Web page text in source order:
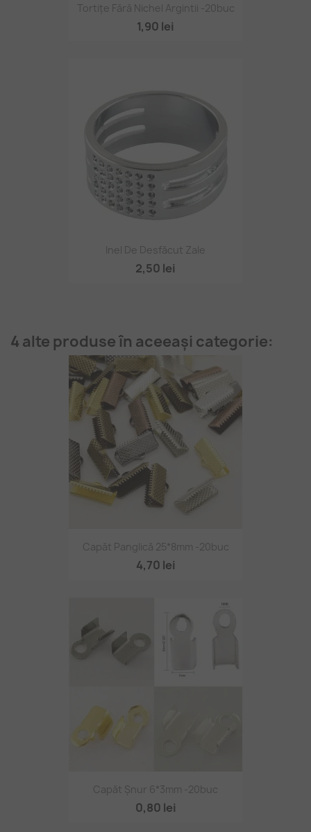
Tortițe Fără Nichel Argintii -20buc
1,90 lei
Inel De Desfăcut Zale
2,50 lei
4 alte produse în aceeași categorie:
Capăt Panglică 25*8mm -20buc
4,70 lei
Capăt Șnur 6*3mm -20buc
0,80 lei